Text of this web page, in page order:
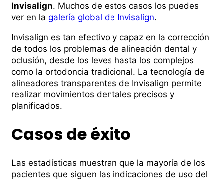
Invisalign. Muchos de estos casos los puedes
ver en la galería global de Invisalign.
Invisalign es tan efectivo y capaz en la corrección
de todos los problemas de alineación dental y
oclusión, desde los leves hasta los complejos
como la ortodoncia tradicional. La tecnologí­a de
alineadores transparentes de Invisalign permite
realizar movimientos dentales precisos y
planificados.
Casos de éxito
Las estadísticas muestran que la mayoría de los
pacientes que siguen las indicaciones de uso del